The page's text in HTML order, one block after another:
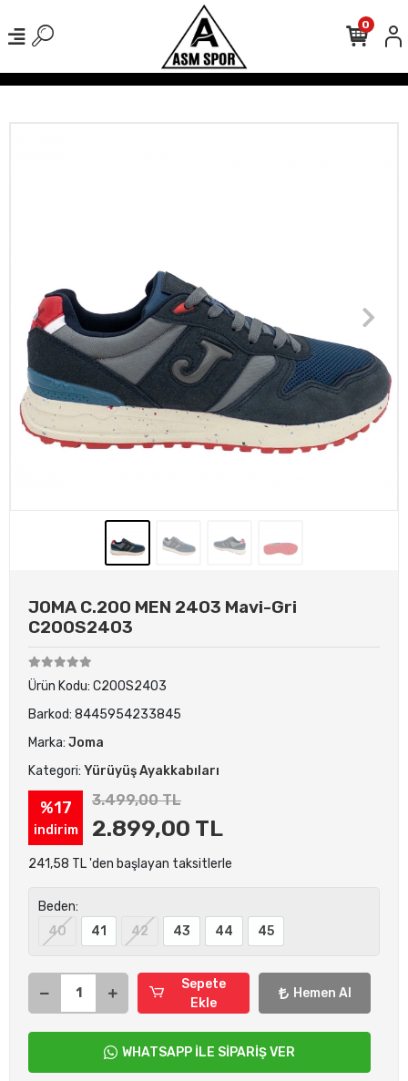
Kargo Ücretsiz! 500 TL Üzeri Tüm Alışverişlerinizde
0
JOMA C.200 MEN 2403 Mavi-Gri
C200S2403
Ürün Kodu: C200S2403
Barkod: 8445954233845
Marka: Joma
Kategori: Yürüyüş Ayakkabıları
%17
indirim
3.499,00 TL
2.899,00 TL
241,58 TL 'den başlayan taksitlerle
Beden:
40
41 42 43 44 45
Sepete
Ekle
Hemen Al
WHATSAPP İLE SİPARİŞ VER